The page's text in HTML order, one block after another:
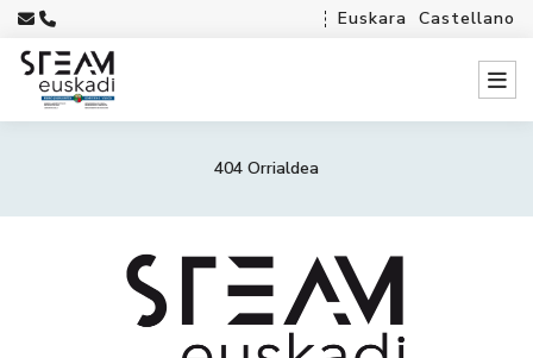
Euskara Castellano
404 Orrialdea